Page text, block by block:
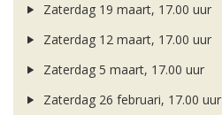
Zaterdag 19 maart, 17.00 uur
Zaterdag 12 maart, 17.00 uur
Zaterdag 5 maart, 17.00 uur
Zaterdag 26 februari, 17.00 uur